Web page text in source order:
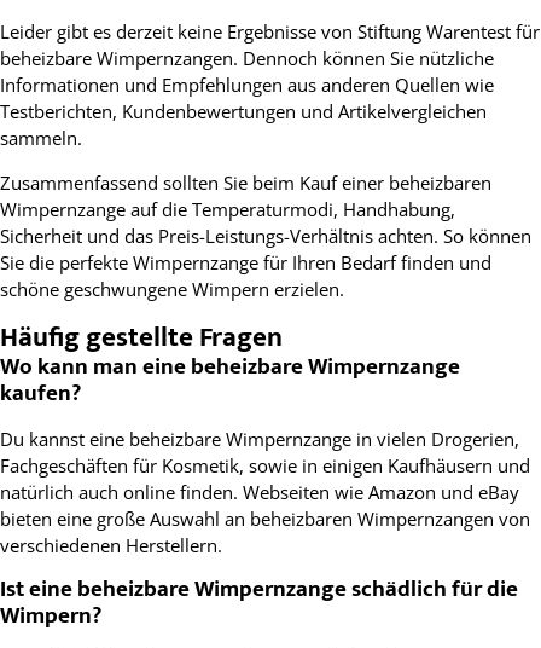
Leider gibt es derzeit keine Ergebnisse von Stiftung Warentest für
beheizbare Wimpernzangen. Dennoch können Sie nützliche
Informationen und Empfehlungen aus anderen Quellen wie
Testberichten, Kundenbewertungen und Artikelvergleichen
sammeln.
Zusammenfassend sollten Sie beim Kauf einer beheizbaren
Wimpernzange auf die Temperaturmodi, Handhabung,
Sicherheit und das Preis-Leistungs-Verhältnis achten. So können
Sie die perfekte Wimpernzange für Ihren Bedarf finden und
schöne geschwungene Wimpern erzielen.
Häufig gestellte Fragen
Wo kann man eine beheizbare Wimpernzange
kaufen?
Du kannst eine beheizbare Wimpernzange in vielen Drogerien,
Fachgeschäften für Kosmetik, sowie in einigen Kaufhäusern und
natürlich auch online finden. Webseiten wie Amazon und eBay
bieten eine große Auswahl an beheizbaren Wimpernzangen von
verschiedenen Herstellern.
Ist eine beheizbare Wimpernzange schädlich für die
Wimpern?